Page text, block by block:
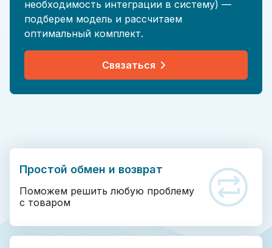
необходимость интеграции в систему) —
подберем модель и рассчитаем
оптимальный комплект.
Связаться
Простой обмен и возврат
Поможем решить любую проблему
с товаром